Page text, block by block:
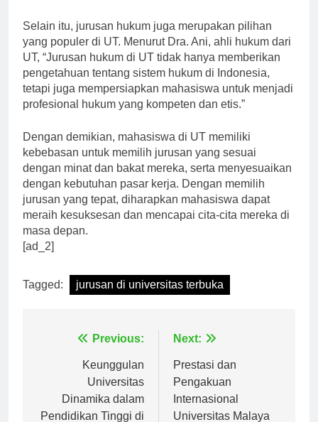
Selain itu, jurusan hukum juga merupakan pilihan
yang populer di UT. Menurut Dra. Ani, ahli hukum dari
UT, “Jurusan hukum di UT tidak hanya memberikan
pengetahuan tentang sistem hukum di Indonesia,
tetapi juga mempersiapkan mahasiswa untuk menjadi
profesional hukum yang kompeten dan etis.”
Dengan demikian, mahasiswa di UT memiliki
kebebasan untuk memilih jurusan yang sesuai
dengan minat dan bakat mereka, serta menyesuaikan
dengan kebutuhan pasar kerja. Dengan memilih
jurusan yang tepat, diharapkan mahasiswa dapat
meraih kesuksesan dan mencapai cita-cita mereka di
masa depan.
[ad_2]
Tagged: jurusan di universitas terbuka
NavigasiPrevious:
Keunggulan
Universitas
Dinamika dalam
Pendidikan Tinggi di
Next:
Prestasi dan
Pengakuan
Internasional
Universitas Malaya